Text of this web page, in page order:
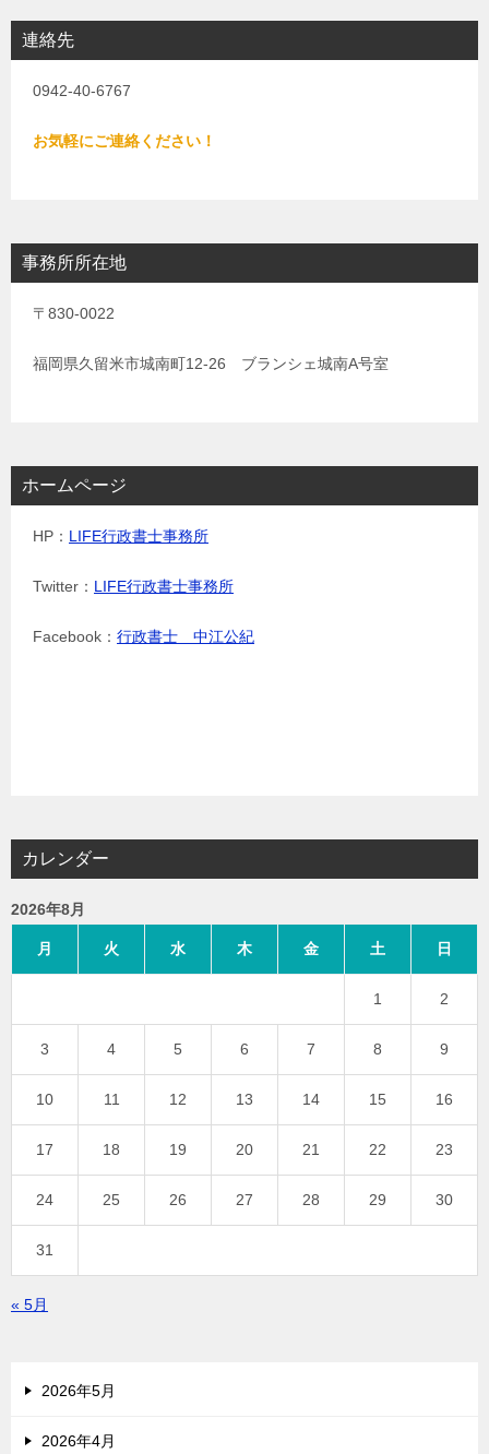
連絡先
0942-40-6767
お気軽にご連絡ください！
事務所所在地
〒830-0022
福岡県久留米市城南町12-26 ブランシェ城南A号室
ホームページ
HP： LIFE行政書士事務所
Twitter： LIFE行政書士事務所
Facebook： 行政書士 中江公紀
カレンダー
2026年8月
月 火 水 木 金 土 日
1 2
3 4 5 6 7 8 9
10 11 12 13 14 15 16
17 18 19 20 21 22 23
24 25 26 27 28 29 30
31
« 5月
2026年5月
2026年4月